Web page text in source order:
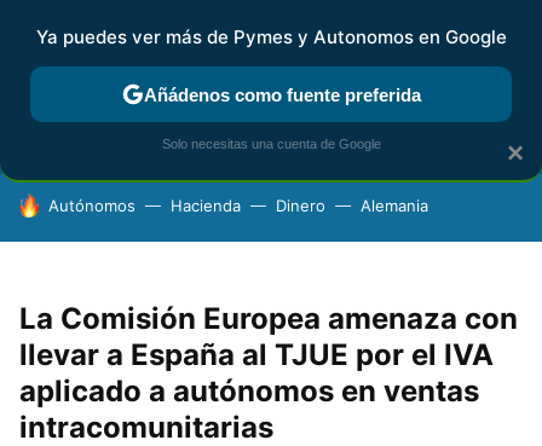
FISCALIDAD Y CONTABILIDAD KIT DIGITAL RENTA
HOY SE HABLA DE
Autónomos Hacienda Dinero Alemania
La Comisión Europea amenaza con
llevar a España al TJUE por el IVA
aplicado a autónomos en ventas
intracomunitarias
×
Ya puedes ver más de Pymes y Autonomos en Google
Añádenos como fuente preferida
Solo necesitas una cuenta de Google